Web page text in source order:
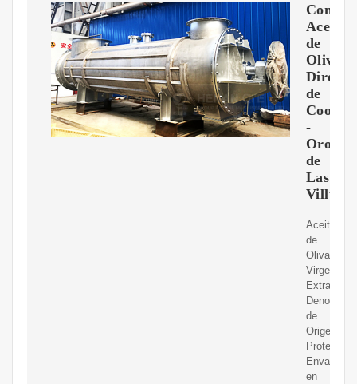
Aceite
de
Oliva
de
-
Oro
de
Las
Aceite
de
Oliva
Virgen
Extra
de
Origen
Protegida.
Envasada
en